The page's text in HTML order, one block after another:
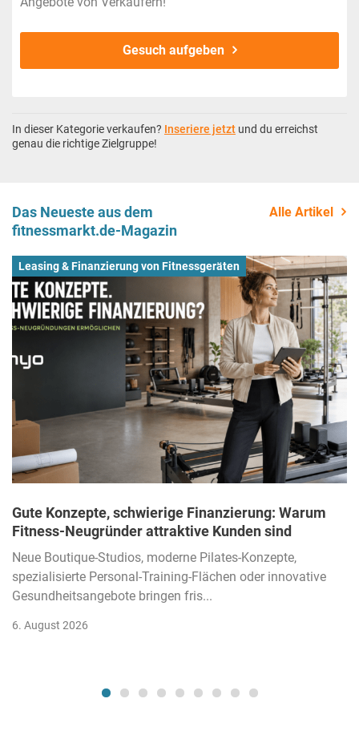
Gesuch aufgeben
In dieser Kategorie verkaufen? Inseriere jetzt und du erreichst
genau die richtige Zielgruppe!
Das Neueste aus dem
fitnessmarkt.de-Magazin
Alle Artikel
Leasing & Finanzierung von Fitnessgeräten
Gute Konzepte, schwierige Finanzierung: Warum
Fitness-Neugründer attraktive Kunden sind
Neue Boutique-Studios, moderne Pilates-Konzepte,
spezialisierte Personal-Training-Flächen oder innovative
Gesundheitsangebote bringen fris...
6. August 2026